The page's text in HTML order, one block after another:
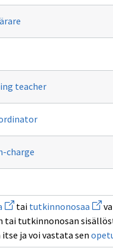
teacher
charge
Avaa
uuden
ikkunan
sivulle
opintojaksoa
tai tutkinnonosaa Avaa
uuden
tai tutkinnonosan
ja voi vastata sen